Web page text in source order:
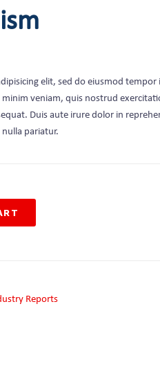
elit, sed do eiusmod
veniam, quis nostrud
Duis aute irure dolor in
pariatur.
Reports